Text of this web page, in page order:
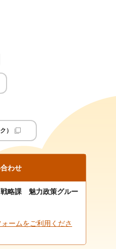
）
わせ
略課 魅力政策グルー
ームをご利用くださ